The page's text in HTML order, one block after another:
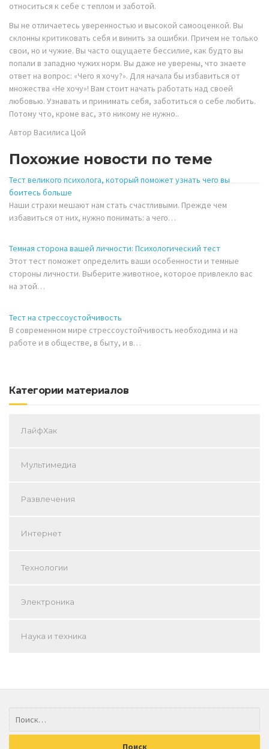
относиться к себе с теплом и заботой.
Вы не отличаетесь уверенностью и высокой самооценкой. Вы
склонны критиковать себя и винить за ошибки. Причем не только
свои, но и чужие. Вы часто ощущаете бессилие, как будто вы
попали в западню чужих норм. Вы даже не уверены, что знаете
ответ на вопрос: «Чего я хочу?». Для начала бы избавиться от
множества «Не хочу»! Вам стоит начать работать над своей
любовью. Узнавать и принимать себя, заботиться о себе любить.
Потому что, кроме вас, это никому не нужно..
Автор Василиса Цой
Похожие новости по теме
Тест великого психолога, который поможет узнать чего вы
боитесь больше
Наши страхи мешают нам стать счастливыми. Прежде чем
избавиться от них, нужно понимать: а чего…
Темная сторона вашей личности: Психологический тест
Этот тест поможет определить ваши особенности и темные
стороны личности. Выберите животное, которое привлекло вас
на этой…
Тест на стрессоустойчивость
В современном мире стрессоустойчивость необходима и на
работе и в обществе, в быту, и в…
Категории материалов
ЛайфХак
Мультимедиа
Развлечения
Интернет
Технологии
Электроника
Наука и техника